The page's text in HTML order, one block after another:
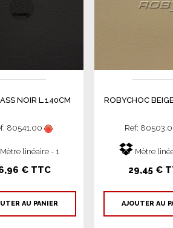
NOIR L.140CM
80541.00
linéaire - 1
€ TTC
AU PANIER
ROBYCHOC
Ref:
Mètre
29,45 €
AJOUTER AU